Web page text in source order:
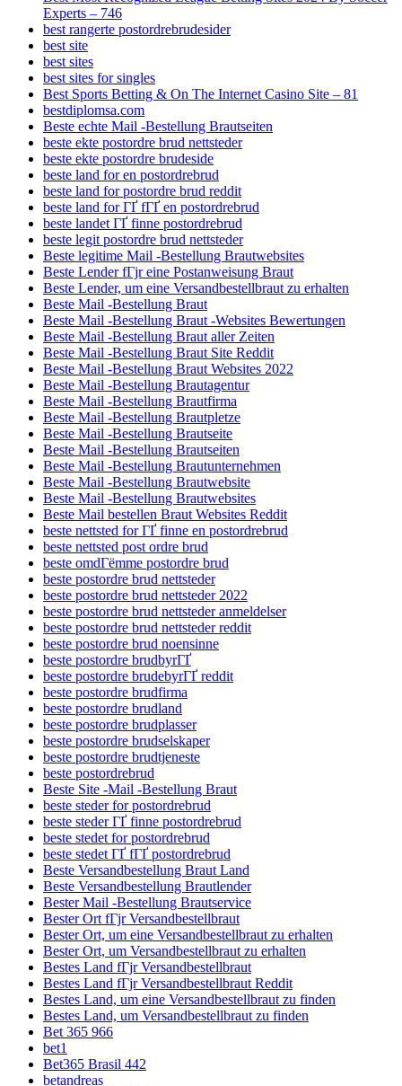
Experts – 746
best rangerte postordrebrudesider
best site
best sites
best sites for singles
Best Sports Betting & On The Internet Casino Site – 81
bestdiplomsa.com
Beste echte Mail -Bestellung Brautseiten
beste ekte postordre brud nettsteder
beste ekte postordre brudeside
beste land for en postordrebrud
beste land for postordre brud reddit
beste land for ГҐ fГҐ en postordrebrud
beste landet ГҐ finne postordrebrud
beste legit postordre brud nettsteder
Beste legitime Mail -Bestellung Brautwebsites
Beste Lender fГјr eine Postanweisung Braut
Beste Lender, um eine Versandbestellbraut zu erhalten
Beste Mail -Bestellung Braut
Beste Mail -Bestellung Braut -Websites Bewertungen
Beste Mail -Bestellung Braut aller Zeiten
Beste Mail -Bestellung Braut Site Reddit
Beste Mail -Bestellung Braut Websites 2022
Beste Mail -Bestellung Brautagentur
Beste Mail -Bestellung Brautfirma
Beste Mail -Bestellung Brautpletze
Beste Mail -Bestellung Brautseite
Beste Mail -Bestellung Brautseiten
Beste Mail -Bestellung Brautunternehmen
Beste Mail -Bestellung Brautwebsite
Beste Mail -Bestellung Brautwebsites
Beste Mail bestellen Braut Websites Reddit
beste nettsted for ГҐ finne en postordrebrud
beste nettsted post ordre brud
beste omdГёmme postordre brud
beste postordre brud nettsteder
beste postordre brud nettsteder 2022
beste postordre brud nettsteder anmeldelser
beste postordre brud nettsteder reddit
beste postordre brud noensinne
beste postordre brudbyrГҐ
beste postordre brudebyrГҐ reddit
beste postordre brudfirma
beste postordre brudland
beste postordre brudplasser
beste postordre brudselskaper
beste postordre brudtjeneste
beste postordrebrud
Beste Site -Mail -Bestellung Braut
beste steder for postordrebrud
beste steder ГҐ finne postordrebrud
beste stedet for postordrebrud
beste stedet ГҐ fГҐ postordrebrud
Beste Versandbestellung Braut Land
Beste Versandbestellung Brautlender
Bester Mail -Bestellung Brautservice
Bester Ort fГјr Versandbestellbraut
Bester Ort, um eine Versandbestellbraut zu erhalten
Bester Ort, um Versandbestellbraut zu erhalten
Bestes Land fГјr Versandbestellbraut
Bestes Land fГјr Versandbestellbraut Reddit
Bestes Land, um eine Versandbestellbraut zu finden
Bestes Land, um Versandbestellbraut zu finden
Bet 365 966
bet1
Bet365 Brasil 442
betandreas